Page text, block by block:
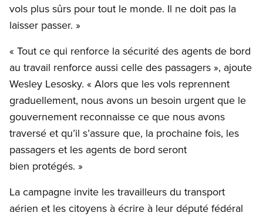
vols plus sûrs pour tout le monde. Il ne doit pas la
laisser passer. »
« Tout ce qui renforce la sécurité des agents de bord
au travail renforce aussi celle des passagers », ajoute
Wesley Lesosky. « Alors que les vols reprennent
graduellement, nous avons un besoin urgent que le
gouvernement reconnaisse ce que nous avons
traversé et qu’il s’assure que, la prochaine fois, les
passagers et les agents de bord seront
bien protégés. »
La campagne invite les travailleurs du transport
aérien et les citoyens à écrire à leur député fédéral